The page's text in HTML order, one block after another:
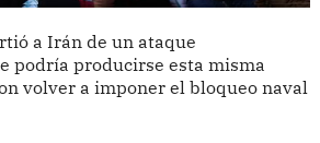
a Irán de un ataque
podría producirse esta misma
volver a imponer el bloqueo naval